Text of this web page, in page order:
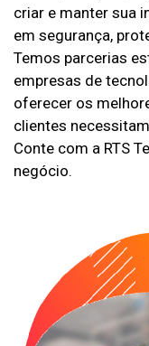
criar e manter sua
em segurança,
Temos parcerias
empresas de
oferecer os
clientes
Conte com a RTS
negócio.